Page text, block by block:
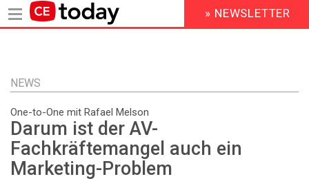
Inhalt
HEADER
MENU
» NEWSLETTER
NEWS
One-to-One mit Rafael Melson
Darum ist der AV-
Fachkräftemangel auch ein
Marketing-Problem